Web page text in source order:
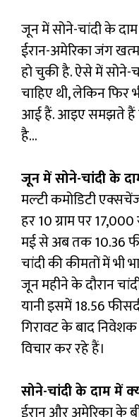
जून में सोने-चांदी के
ईरान-अमेरिका जंग
हो चुकी है. ऐसे में सोने-
चाहिए थी, लेकिन फिर
आई हैं. आइए समझते हैं
है…
जून में सोने-चांदी के
मल्‍टी कमोडिटी
हर 10 ग्राम पर
मई से अब तक 10.36
चांदी की कीमतों में भी
जून महीने के दौरान
यानी इसमें 18.56
गिरावट के बाद
विचार कर रहे हैं।
सोने-चांदी के दाम में